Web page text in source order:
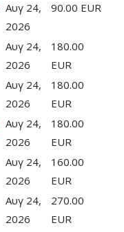
Αυγ 24,
2026
90.00 EUR
Αυγ 24,
2026
180.00
EUR
Αυγ 24,
2026
180.00
EUR
Αυγ 24,
2026
180.00
EUR
Αυγ 24,
2026
160.00
EUR
Αυγ 24,
2026
270.00
EUR